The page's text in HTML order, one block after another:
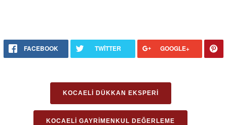
FACEBOOK TWITTER GOOGLE+
KOCAELI DÜKKAN EKSPERI
KOCAELI GAYRIMENKUL DEĞERLEME